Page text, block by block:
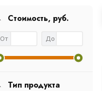
Стоимость, руб.
От До
Тип продукта